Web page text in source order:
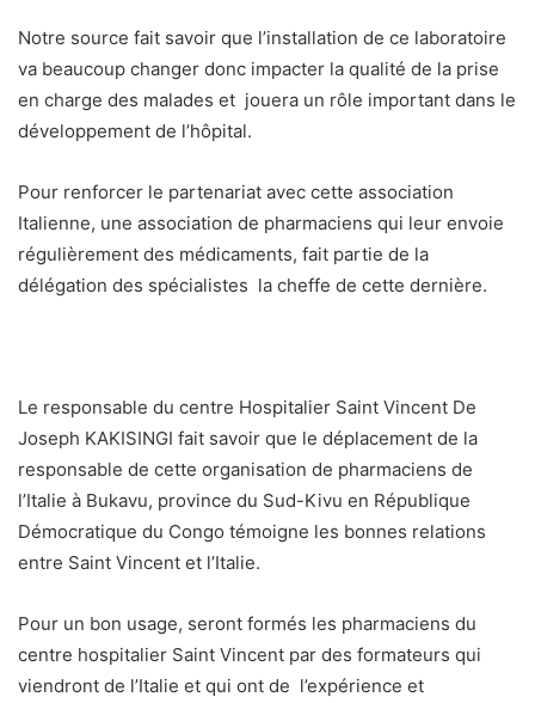
Notre source fait savoir que l’installation de ce laboratoire
va beaucoup changer donc impacter la qualité de la prise
en charge des malades et jouera un rôle important dans le
développement de l’hôpital.
Pour renforcer le partenariat avec cette association
Italienne, une association de pharmaciens qui leur envoie
régulièrement des médicaments, fait partie de la
délégation des spécialistes la cheffe de cette dernière.
Le responsable du centre Hospitalier Saint Vincent De
Joseph KAKISINGI fait savoir que le déplacement de la
responsable de cette organisation de pharmaciens de
l’Italie à Bukavu, province du Sud-Kivu en République
Démocratique du Congo témoigne les bonnes relations
entre Saint Vincent et l’Italie.
Pour un bon usage, seront formés les pharmaciens du
centre hospitalier Saint Vincent par des formateurs qui
viendront de l’Italie et qui ont de l’expérience et